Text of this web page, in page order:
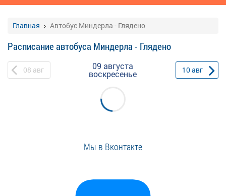
Главная Автобус Миндерла - Глядено
Расписание автобуса Миндерла - Глядено
08 авг 09 августа
воскресенье 10авг
Мы в Вконтакте